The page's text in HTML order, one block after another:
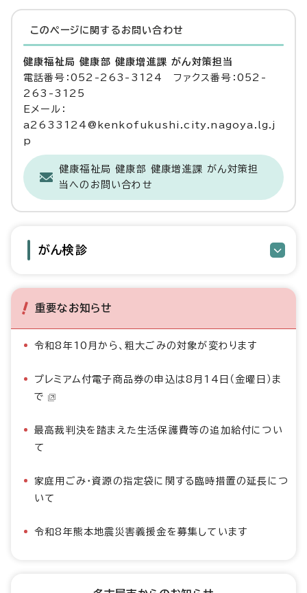
このページに関する お問い合わせ
健康福祉局 健康部 健康増進課 がん対策担当
電話番号：052-263-3124 ファクス番号：052-
263-3125
Eメール：
a2633124@kenkofukushi.city.nagoya.lg.j
p
健康福祉局 健康部 健康増進課 がん対策担
当へのお問い合わせ
がん検診
重要なお知らせ
令和8年10月から、粗大ごみの対象が変わります
プレミアム付電子商品券の申込は8月14日（金曜日）ま
で
最高裁判決を踏まえた生活保護費等の追加給付につい
て
家庭用ごみ・資源の指定袋に関する臨時措置の延長につ
いて
令和8年熊本地震災害義援金を募集しています